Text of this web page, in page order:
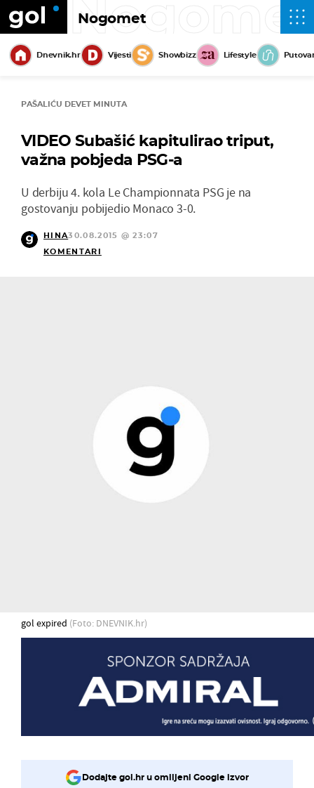
Nogomet
Dnevnik.hr Vijesti Showbizz Lifestyle
PAŠALIĆU DEVET MINUTA
VIDEO Subašić kapitulirao triput,
važna pobjeda PSG-a
U derbiju 4. kola Le Championnata PSG je na
gostovanju pobijedio Monaco 3-0.
HINA30.08.2015 @ 23:07
KOMENTARI
gol expired (Foto: DNEVNIK.hr)
Dodajte gol.hr u omiljeni Google izvor